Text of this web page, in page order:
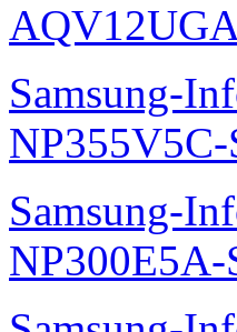
Samsung-
Samsung-
NP300E5A-